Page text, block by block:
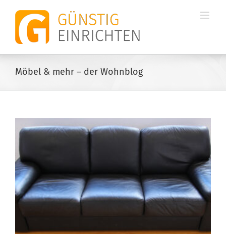
Inhalt
springen
Möbel & mehr – der Wohnblog